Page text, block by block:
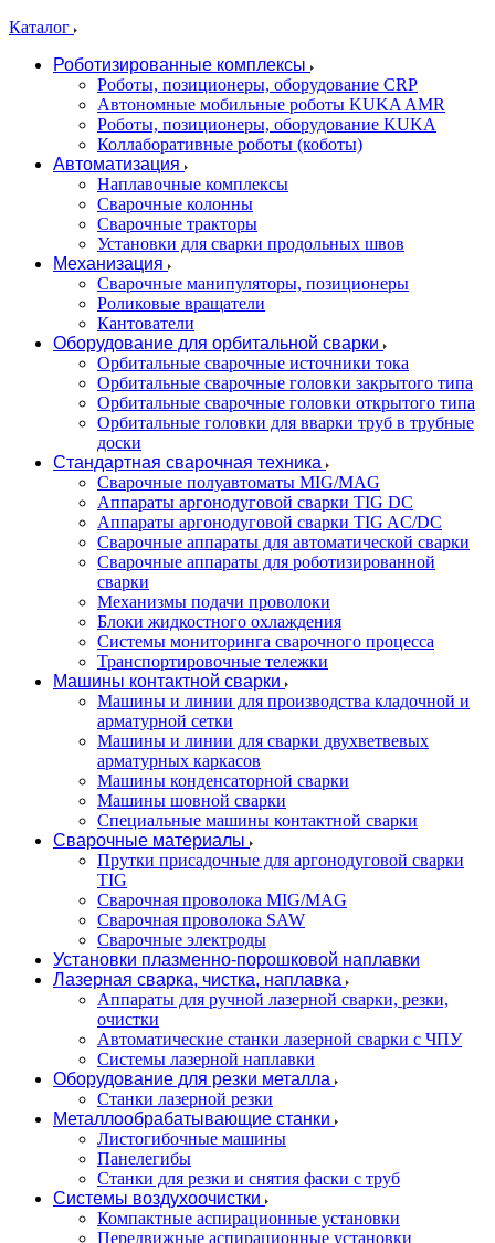
Каталог
Роботизированные комплексы
Роботы, позиционеры, оборудование CRP
Автономные мобильные роботы KUKA AMR
Роботы, позиционеры, оборудование KUKA
Коллаборативные роботы (коботы)
Автоматизация
Наплавочные комплексы
Сварочные колонны
Сварочные тракторы
Установки для сварки продольных швов
Механизация
Сварочные манипуляторы, позиционеры
Роликовые вращатели
Кантователи
Оборудование для орбитальной сварки
Орбитальные сварочные источники тока
Орбитальные сварочные головки закрытого типа
Орбитальные сварочные головки открытого типа
Орбитальные головки для вварки труб в трубные
доски
Стандартная сварочная техника
Сварочные полуавтоматы MIG/MAG
Аппараты аргонодуговой сварки TIG DC
Аппараты аргонодуговой сварки TIG AC/DC
Сварочные аппараты для автоматической сварки
Сварочные аппараты для роботизированной
сварки
Механизмы подачи проволоки
Блоки жидкостного охлаждения
Системы мониторинга сварочного процесса
Транспортировочные тележки
Машины контактной сварки
Машины и линии для производства кладочной и
арматурной сетки
Машины и линии для сварки двухветвевых
арматурных каркасов
Машины конденсаторной сварки
Машины шовной сварки
Специальные машины контактной сварки
Сварочные материалы
Прутки присадочные для аргонодуговой сварки
TIG
Сварочная проволока MIG/MAG
Сварочная проволока SAW
Сварочные электроды
Установки плазменно-порошковой наплавки
Лазерная сварка, чистка, наплавка
Аппараты для ручной лазерной сварки, резки,
очистки
Автоматические станки лазерной сварки с ЧПУ
Системы лазерной наплавки
Оборудование для резки металла
Станки лазерной резки
Металлообрабатывающие станки
Листогибочные машины
Панелегибы
Станки для резки и снятия фаски с труб
Системы воздухоочистки
Компактные аспирационные установки
Передвижные аспирационные установки